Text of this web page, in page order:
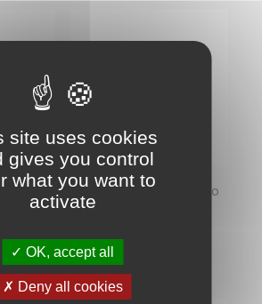
Nuuk
€
Anne et Valentin Hiro
Prix
175,00 €
site uses cookies
gives you control
what you want to
activate
OK, accept all
Deny all cookies